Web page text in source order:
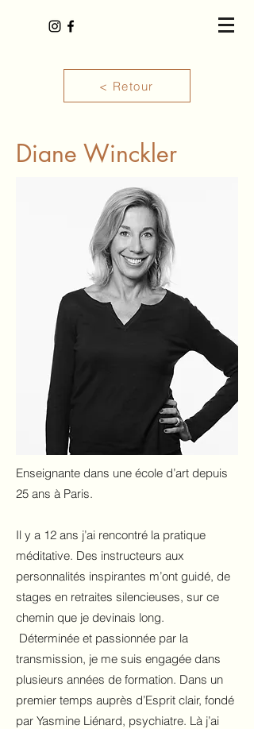
< Retour
Diane Winckler
Enseignante dans une école d’art depuis
25 ans à Paris.
Il y a 12 ans j’ai rencontré la pratique
méditative. Des instructeurs aux
personnalités inspirantes m’ont guidé, de
stages en retraites silencieuses, sur ce
chemin que je devinais long.
Déterminée et passionnée par la
transmission, je me suis engagée dans
plusieurs années de formation. Dans un
premier temps auprès d’Esprit clair, fondé
par Yasmine Liénard, psychiatre. Là j’ai